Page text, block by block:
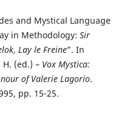
and Mystical Language
in Methodology: Sir
, Lay le Freine”. In
H. (ed.) – Vox Mystica:
of Valerie Lagorio.
pp. 15-25.